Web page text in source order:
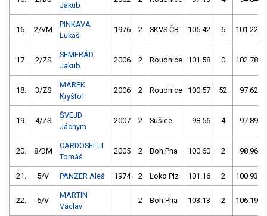
Jakub
16. 2/VM
PINKAVA
Lukáš
1976 2 SKVS ČB 105.42 6 101.22
17. 2/ZS
SEMERÁD
Jakub
2006 2 Roudnice 101.58 0 102.78
18. 3/ZS
MAREK
Kryštof
2006 2 Roudnice 100.57 52 97.62
19. 4/ZS
ŠVEJD
Jáchym
2007 2 Sušice 98.56 4 97.89
20. 8/DM
CARDOSELLI
Tomáš
2005 2 Boh.Pha 100.60 2 98.96
21. 5/V PANZER Aleš 1974 2 Loko Plz 101.16 2 100.93
22. 6/V
MARTIN
Václav
2 Boh.Pha 103.13 2 106.19